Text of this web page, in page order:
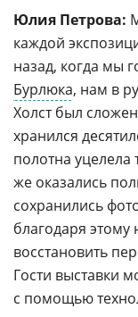
Юлия Петрова:
каждой
назад, когда мы
Бурлюка, нам в
Холст был
хранился
полотна уцелела
же оказались
сохранились
благодаря этому
восстановить
Гости выставки
с помощью